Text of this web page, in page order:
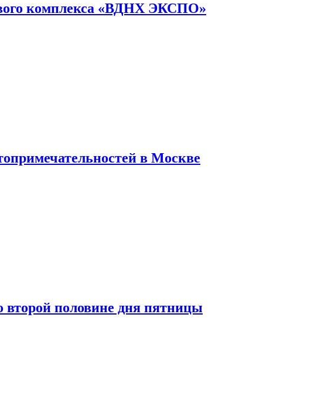
комплекса «ВДНХ ЭКСПО»
в Москве
второй половине дня пятницы